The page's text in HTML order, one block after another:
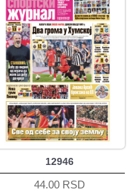
12946
44.00 RSD